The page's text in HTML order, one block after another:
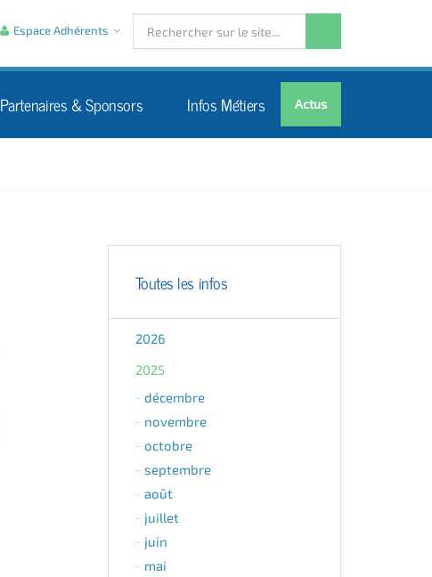
Actus
Partenaires & Sponsors Infos Métiers
Espace Adhérents
Toutes les infos
2026
2025
décembre
novembre
octobre
septembre
août
juillet
juin
mai